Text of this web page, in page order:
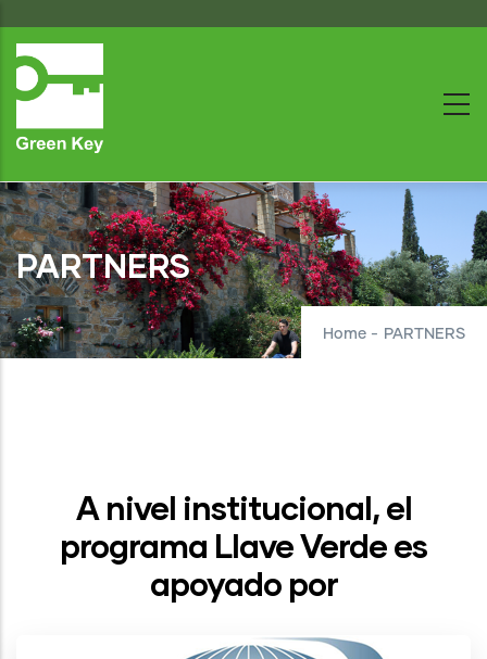
to
main
PARTNERS
Home - PARTNERS
A nivel institucional, el
programa Llave Verde es
apoyado por